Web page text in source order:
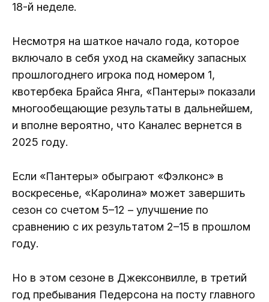
18-й неделе.
Несмотря на шаткое начало года, которое
включало в себя уход на скамейку запасных
прошлогоднего игрока под номером 1,
квотербека Брайса Янга, «Пантеры» показали
многообещающие результаты в дальнейшем,
и вполне вероятно, что Каналес вернется в
2025 году.
Если «Пантеры» обыграют «Фэлконс» в
воскресенье, «Каролина» может завершить
сезон со счетом 5–12 – улучшение по
сравнению с их результатом 2–15 в прошлом
году.
Но в этом сезоне в Джексонвилле, в третий
год пребывания Педерсона на посту главного